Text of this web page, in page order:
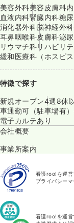
美容外科美容皮膚科
血液内科腎臓内科糖
消化器外科脳神経外科
耳鼻咽喉科皮膚科泌
リウマチ科リハビリ
緩和医療科（ホスピス
特徴で探す
新規オープン4週8休
車通勤可（駐車場有）
電子カルテあり
会社概要
事業所案内
看護roo!を運営
プライバシーマ
看護roo!を運営